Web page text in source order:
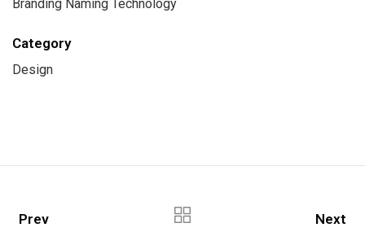
Branding Naming Technology
Category
Design
Prev Next